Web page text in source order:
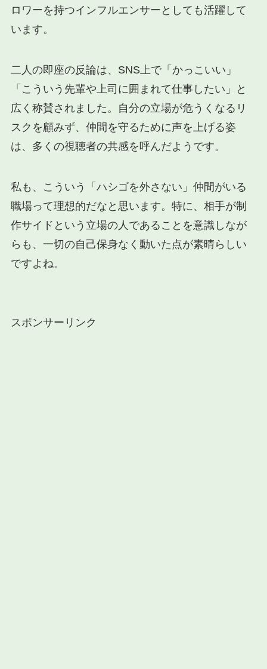
ロワーを持つインフルエンサーとしても活躍して
います。
二人の即座の反論は、SNS上で「かっこいい」
「こういう先輩や上司に囲まれて仕事したい」と
広く称賛されました。自分の立場が危うくなるリ
スクを顧みず、仲間を守るために声を上げる姿
は、多くの視聴者の共感を呼んだようです。
私も、こういう「ハシゴを外さない」仲間がいる
職場って理想的だなと思います。特に、相手が制
作サイドという立場の人であることを意識しなが
らも、一切の自己保身なく動いた点が素晴らしい
ですよね。
スポンサーリンク